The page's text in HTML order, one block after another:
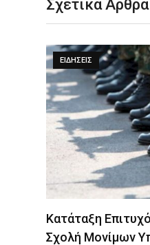
Σχετικά Άρθρα
ΕΙΔΉΣΕΙΣ
Κατάταξη
Σχολή Μονίμων